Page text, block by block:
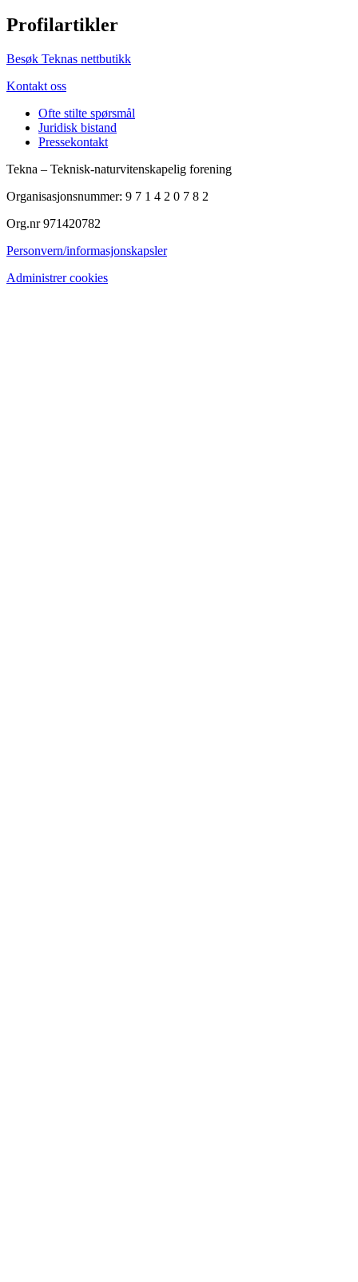
Profilartikler
Besøk Teknas nettbutikk
Kontakt oss
Ofte stilte spørsmål
Juridisk bistand
Pressekontakt
Tekna – Teknisk-naturvitenskapelig forening
Organisasjonsnummer: 9 7 1 4 2 0 7 8 2
Org.nr 971420782
Personvern/informasjonskapsler
Administrer cookies